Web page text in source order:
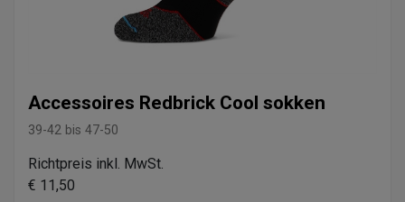
Accessoires Redbrick Cool sokken
39-42 bis 47-50
Richtpreis inkl. MwSt.
€ 11,50